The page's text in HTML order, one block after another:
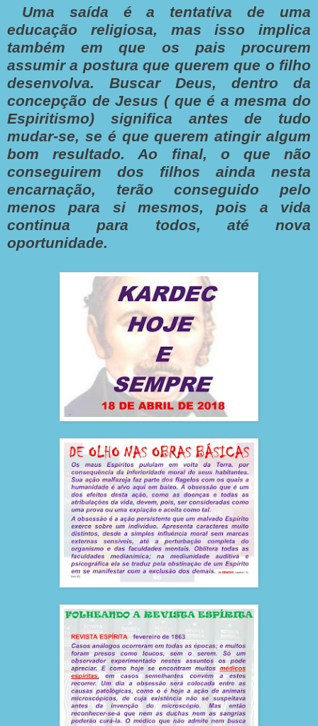
Uma saída é a tentativa de uma
educação religiosa, mas isso implica
também em que os pais procurem
assumir a postura que querem que o filho
desenvolva. Buscar Deus, dentro da
concepção de Jesus ( que é a mesma do
Espiritismo) significa antes de tudo
mudar-se, se é que querem atingir algum
bom resultado. Ao final, o que não
conseguirem dos filhos ainda nesta
encarnação, terão conseguido pelo
menos para si mesmos, pois a vida
continua para todos, até nova
oportunidade.